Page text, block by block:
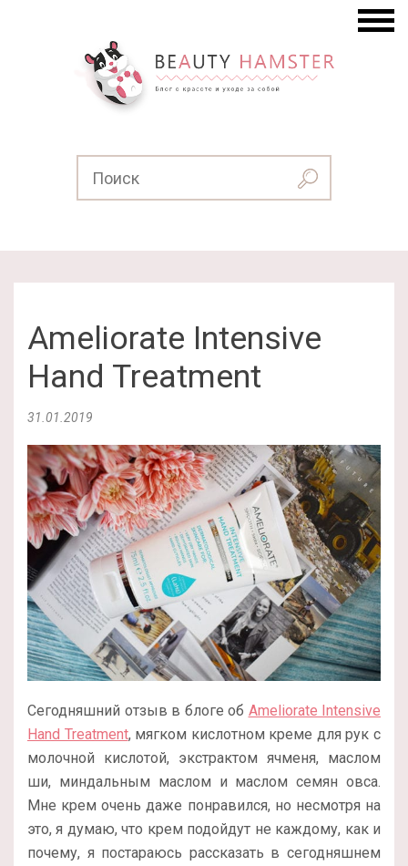
Ameliorate Intensive
Hand Treatment
31.01.2019
Сегодняшний отзыв в блоге об Ameliorate Intensive
Hand Treatment, мягком кислотном креме для рук с
молочной кислотой, экстрактом ячменя, маслом
ши, миндальным маслом и маслом семян овса.
Мне крем очень даже понравился, но несмотря на
это, я думаю, что крем подойдут не каждому, как и
почему, я постараюсь рассказать в сегодняшнем